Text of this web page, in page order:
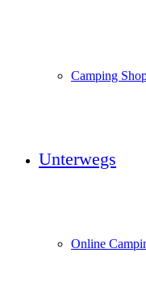
Camping
Unterwegs
Online